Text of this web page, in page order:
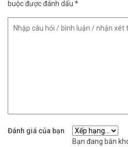
buộc được đánh dấu *
Đánh giá của bạn
Bạn đang băn